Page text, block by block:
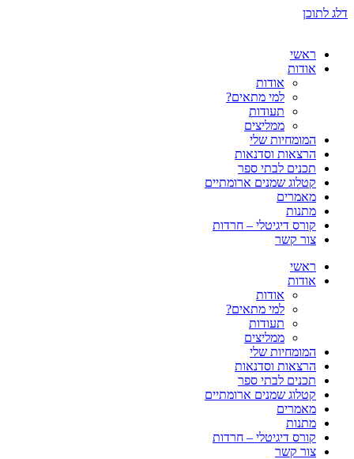
דלג לתוכן
ראשי
אודות
אודות
למי מתאים?
תעודות
ממליצים
המומחיות שלי
הרצאות וסדנאות
תכנים לבתי ספר
קטלוג שמנים ארומתיים
מאמרים
מתנות
קורס דיגיטלי – חרדות
צור קשר
ראשי
אודות
אודות
למי מתאים?
תעודות
ממליצים
המומחיות שלי
הרצאות וסדנאות
תכנים לבתי ספר
קטלוג שמנים ארומתיים
מאמרים
מתנות
קורס דיגיטלי – חרדות
צור קשר